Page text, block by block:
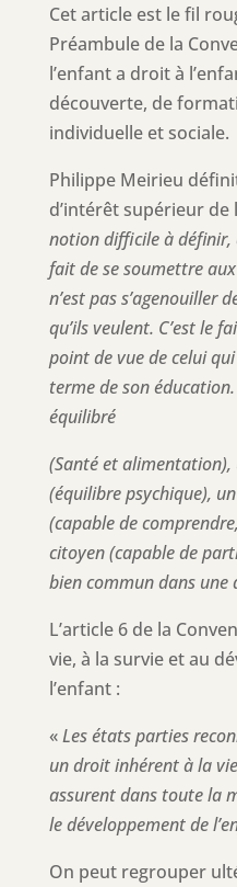
Cet article est le fil
Préambule de la
l’enfant a droit à
découverte, de
individuelle et sociale.
Philippe Meirieu
d’intérêt supérieur de
notion difficile à définir,
fait de se soumettre
n’est pas s’agenouiller
qu’ils veulent. C’est le
point de vue de celui
terme de son
équilibré
(Santé et alimentation),
(équilibre psychique),
(capable de
citoyen (capable de
bien commun dans une
L’article 6 de la
vie, à la survie et au
l’enfant :
«Les états parties
un droit inhérent à la
assurent dans toute la
le développement de
On peut regrouper